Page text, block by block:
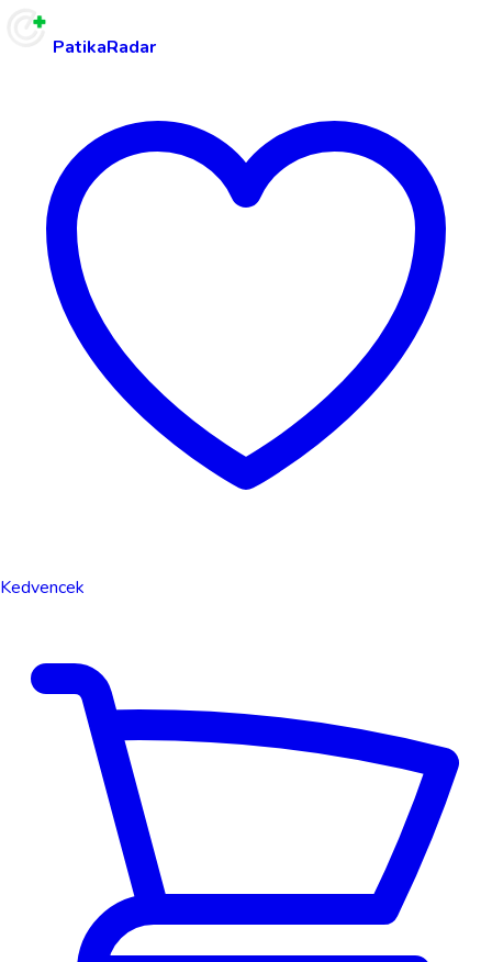
PatikaRadar
Kedvencek